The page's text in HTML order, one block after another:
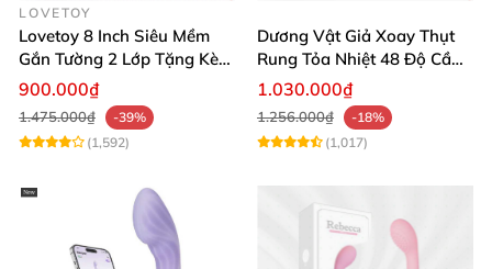
LOVETOY
Lovetoy 8 Inch Siêu Mềm
Gắn Tường 2 Lớp Tặng Kèm
Dầu Massage
900.000₫
1.475.000₫
-39%
(1,592)
Dương Vật Giả Xoay Thụt
Rung Tỏa Nhiệt 48 Độ Cầm
Tay Hot Bunny
1.030.000₫
1.256.000₫
-18%
(1,017)